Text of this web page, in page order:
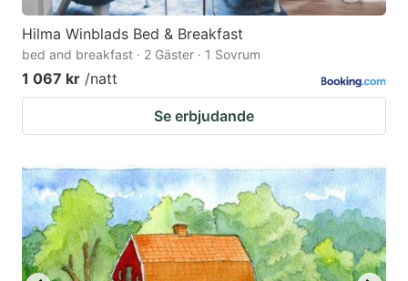
Hilma Winblads Bed & Breakfast
bed and breakfast · 2 Gäster · 1 Sovrum
1 067 kr /natt
Se erbjudande